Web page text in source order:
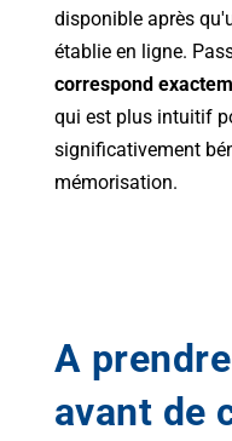
disponible après
établie en ligne.
correspond
qui est plus intuitif
significativement
mémorisation.
A
avant de